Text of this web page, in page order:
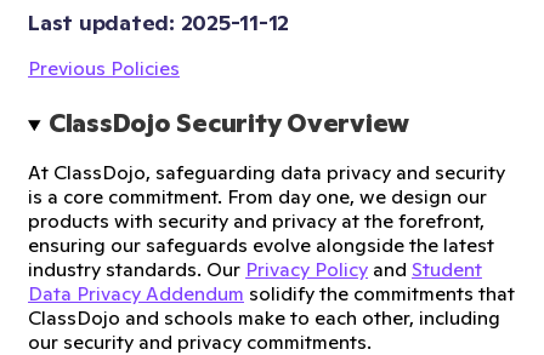
Last updated: 2025-11-12
Previous Policies
ClassDojo Security Overview
At ClassDojo, safeguarding data privacy and security
is a core commitment. From day one, we design our
products with security and privacy at the forefront,
ensuring our safeguards evolve alongside the latest
industry standards. Our Privacy Policy and Student
Data Privacy Addendum solidify the commitments that
ClassDojo and schools make to each other, including
our security and privacy commitments.